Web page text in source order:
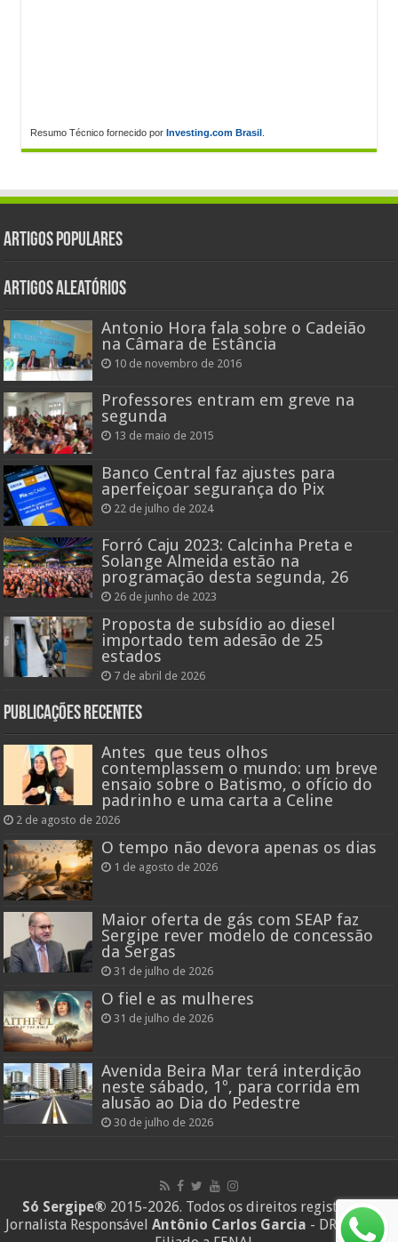
Resumo Técnico fornecido por Investing.com Brasil
Artigos populares
Artigos aleatórios
Antonio Hora fala sobre o Cadeião
na Câmara de Estância
10 de novembro de 2016
Professores entram em greve na
segunda
13 de maio de 2015
Banco Central faz ajustes para
aperfeiçoar segurança do Pix
22 de julho de 2024
Forró Caju 2023: Calcinha Preta e
Solange Almeida estão na
programação desta segunda, 26
26 de junho de 2023
Proposta de subsídio ao diesel
importado tem adesão de 25
estados
7 de abril de 2026
Publicações recentes
Antes que teus olhos
contemplassem o mundo: um breve
ensaio sobre o Batismo, o ofício do
padrinho e uma carta a Celine
2 de agosto de 2026
O tempo não devora apenas os dias
1 de agosto de 2026
Maior oferta de gás com SEAP faz
Sergipe rever modelo de concessão
da Sergas
31 de julho de 2026
O fiel e as mulheres
31 de julho de 2026
Avenida Beira Mar terá interdição
neste sábado, 1º, para corrida em
alusão ao Dia do Pedestre
30 de julho de 2026
Só Sergipe® 2015-2026. Todos os direitos registrados.
Jornalista Responsável Antônio Carlos Garcia - DRT/SE 683